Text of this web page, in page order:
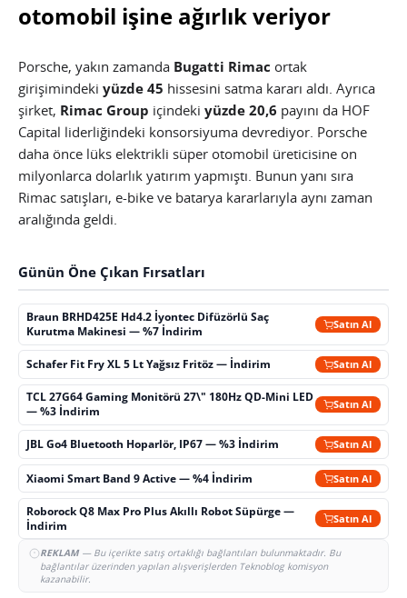
otomobil işine ağırlık veriyor
Porsche, yakın zamanda Bugatti Rimac ortak
girişimindeki yüzde 45 hissesini satma kararı aldı. Ayrıca
şirket, Rimac Group içindeki yüzde 20,6 payını da HOF
Capital liderliğindeki konsorsiyuma devrediyor. Porsche
daha önce lüks elektrikli süper otomobil üreticisine on
milyonlarca dolarlık yatırım yapmıştı. Bunun yanı sıra
Rimac satışları, e-bike ve batarya kararlarıyla aynı zaman
aralığında geldi.
Günün Öne Çıkan Fırsatları
Braun BRHD425E Hd4.2 İyontec Difüzörlü Saç
Kurutma Makinesi — %7 İndirim
Satın Al
Schafer Fit Fry XL 5 Lt Yağsız Fritöz — İndirim Satın Al
TCL 27G64 Gaming Monitörü 27\" 180Hz QD-Mini LED
— %3 İndirim
Satın Al
JBL Go4 Bluetooth Hoparlör, IP67 — %3 İndirim Satın Al
Xiaomi Smart Band 9 Active — %4 İndirim Satın Al
Roborock Q8 Max Pro Plus Akıllı Robot Süpürge —
İndirim
Satın Al
REKLAM— Bu içerikte satış ortaklığı bağlantıları bulunmaktadır. Bu
bağlantılar üzerinden yapılan alışverişlerden Teknoblog komisyon
kazanabilir.